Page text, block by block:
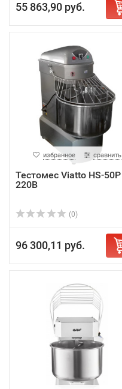
55 863,90 руб.
избранное сравнить
Тестомес Viatto HS-50P
220В
(0)
96 300,11 руб.